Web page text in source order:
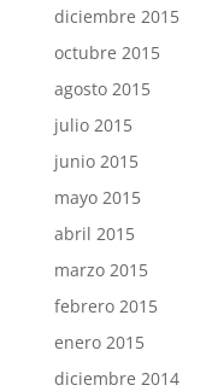
diciembre 2015
octubre 2015
agosto 2015
julio 2015
junio 2015
mayo 2015
abril 2015
marzo 2015
febrero 2015
enero 2015
diciembre 2014